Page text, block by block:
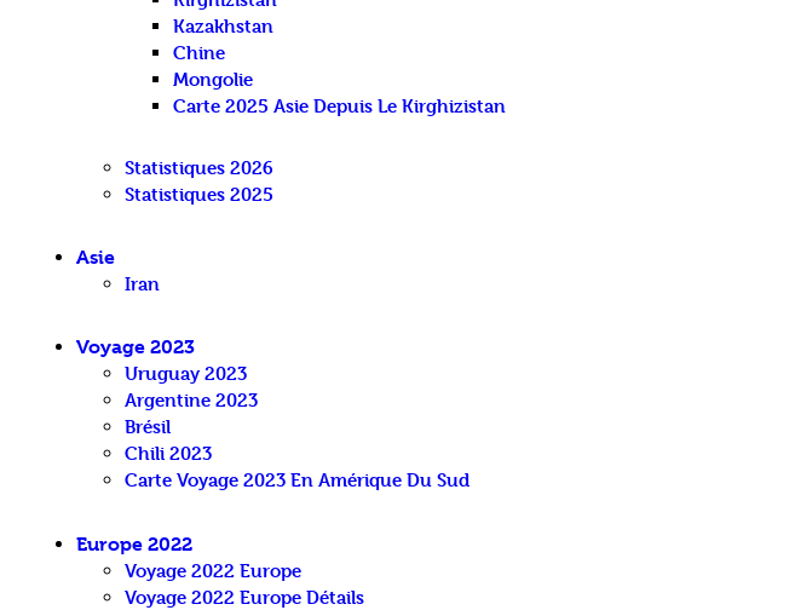
Kazakhstan
Chine
Mongolie
Carte 2025 Asie Depuis Le Kirghizistan
Statistiques 2026
Statistiques 2025
Asie
Iran
Voyage 2023
Uruguay 2023
Argentine 2023
Brésil
Chili 2023
Carte Voyage 2023 En Amérique Du Sud
Europe 2022
Voyage 2022 Europe
Voyage 2022 Europe Détails